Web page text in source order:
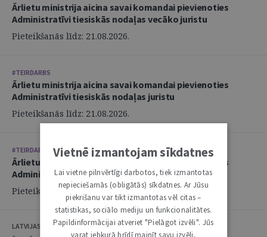
Ārlietu ministrija aicina savai komandai pievienoties
Administratīvi tiesiskās nodaļas vecāko juristu
Pieteikšanās līdz: 21.08.2026.
#TEIRDARBS
Ārlietu ministrija aicina savai komandai pievienoties
Administratīvi tiesiskās nodaļas juristu
Pieteikšanās līdz: 21.08.2026.
#TEIRDARBS
Ārlietu ministrija aicina savai komandai pievienoties
Administratīvi tiesiskās nodaļas juristu
Pieteikšanās līdz: 21.08.2026.
LATVIJAS ZVĒRINĀTU ADVOKĀTU PADOME
Vietnē izmantojam sīkdatnes
Lai vietne pilnvērtīgi darbotos, tiek izmantotas
nepieciešamās (obligātās) sīkdatnes. Ar Jūsu
piekrišanu var tikt izmantotas vēl citas –
statistikas, sociālo mediju un funkcionalitātes.
Papildinformācijai atveriet "Pielāgot izvēli". Jūs
varat jebkurā brīdī mainīt savu izvēli,